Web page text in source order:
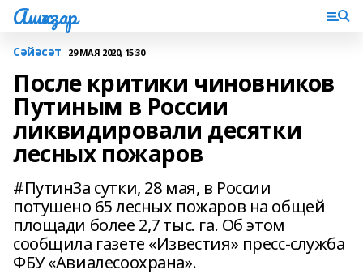
Ашҡаҙар
Сәйәсәт 29 МАЯ 2020, 15:30
После критики чиновников
Путиным в России
ликвидировали десятки
лесных пожаров
#ПутинЗа сутки, 28 мая, в России
потушено 65 лесных пожаров на общей
площади более 2,7 тыс. га. Об этом
сообщила газете «Известия» пресс-служба
ФБУ «Авиалесоохрана».